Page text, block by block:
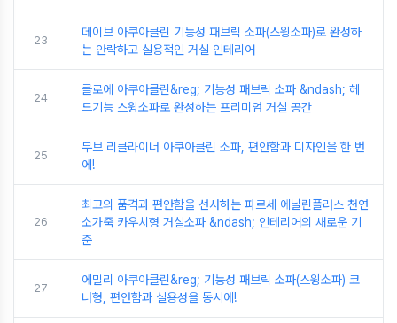
23
데이브 아쿠아클린 기능성 패브릭 소파(스윙소파)로 완성하
는 안락하고 실용적인 거실 인테리어
24
클로에 아쿠아클린&reg; 기능성 패브릭 소파 &ndash; 헤
드기능 스윙소파로 완성하는 프리미엄 거실 공간
25
무브 리클라이너 아쿠아클린 소파, 편안함과 디자인을 한 번
에!
26
최고의 품격과 편안함을 선사하는 파르세 에닐린플러스 천연
소가죽 카우치형 거실소파 &ndash; 인테리어의 새로운 기
준
27
에밀리 아쿠아클린&reg; 기능성 패브릭 소파(스윙소파) 코
너형, 편안함과 실용성을 동시에!